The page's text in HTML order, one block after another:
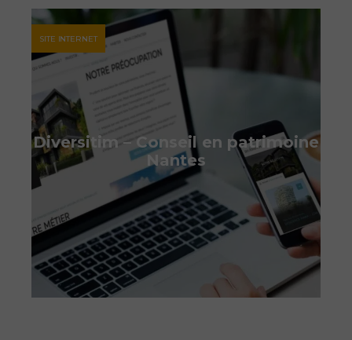
SITE INTERNET
Diversitim – Conseil en patrimoine
Nantes